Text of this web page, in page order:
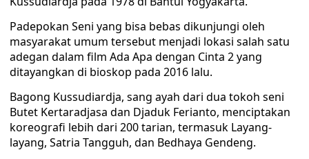
Padepokan Seni yang bisa bebas dikunjungi oleh
masyarakat umum tersebut menjadi lokasi salah satu
adegan dalam film Ada Apa dengan Cinta 2 yang
ditayangkan di bioskop pada 2016 lalu.
Bagong Kussudiardja, sang ayah dari dua tokoh seni
Butet Kertaradjasa dan Djaduk Ferianto, menciptakan
koreografi lebih dari 200 tarian, termasuk Layang-
layang, Satria Tangguh, dan Bedhaya Gendeng.